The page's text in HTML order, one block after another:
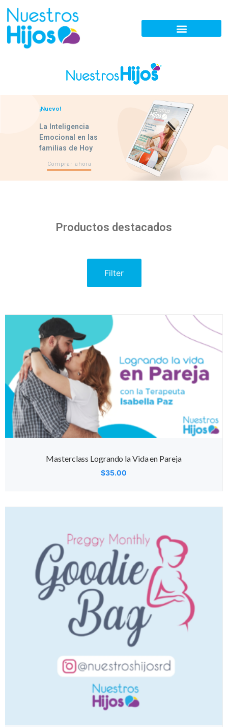
¡Nuevo!
La Inteligencia
Emocional en las
familias de Hoy
Comprar ahora
Productos destacados
Filter
Masterclass Logrando la Vida en Pareja
$35.00